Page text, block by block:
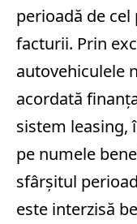
perioadă de
facturii. Prin
autovehiculele
acordată
sistem leasing,
pe numele
sfârşitul
este interzisă